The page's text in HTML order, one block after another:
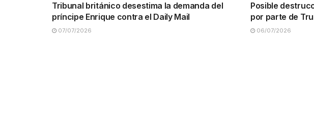
Tribunal británico desestima la demanda del
príncipe Enrique contra el Daily Mail
07/07/2026
Posible
por parte de
06/07/2026